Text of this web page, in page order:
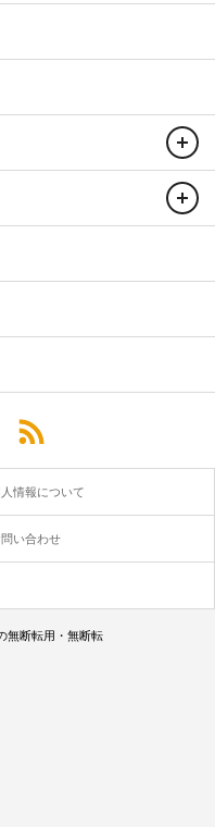
情報について
問い合わせ
無断転用・無断転